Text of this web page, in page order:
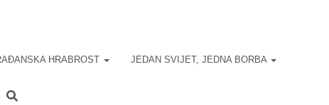
HRABROST JEDAN SVIJET, JEDNA BORBA